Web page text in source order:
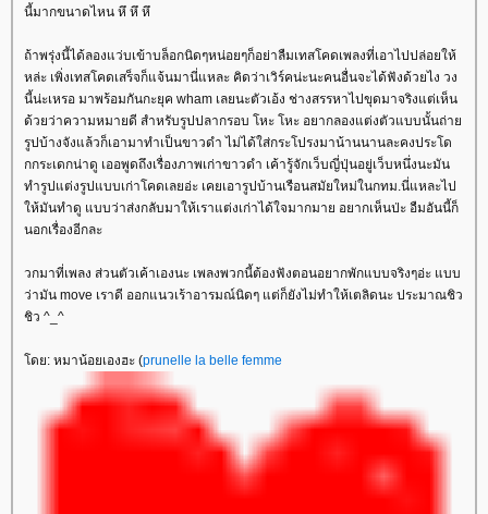
นี้มากขนาดไหน หึ หึ หึ
ถ้าพรุ่งนี้ได้ลองแว่บเข้าบล็อกนิดๆหน่อยๆก็อย่าลืมเทสโคดเพลงที่เอาไปปล่อยให้
หล่ะ เพิ่งเทสโคดเสร็จก็แจ้นมานี่แหละ คิดว่าเวิร์คน่ะนะคนอื่นจะได้ฟังด้วยไง วง
นี้น่ะเหรอ มาพร้อมกันกะยุค wham เลยนะตัวเอ้ง ช่างสรรหาไปขุดมาจริงแต่เห็น
ด้วยว่าความหมายดี สำหรับรูปปลากรอบ โหะ โหะ อยากลองแต่งตัวแบบนั้นถ่า
รูปบ้างจังแล้วก็เอามาทำเป็นขาวดำ ไม่ได้ใส่กระโปรงมาน้านนานละคงประโด
กกระเดกน่าดู เออพูดถึงเรื่องภาพเก่าขาวดำ เค้ารู้จักเว็บญี่ปุ่นอยู่เว็บหนึ่งนะมัน
ทำรูปแต่งรูปแบบเก่าโคดเลยอ่ะ เคยเอารูปบ้านเรือนสมัยใหม่ในกทม.นี่แหละไป
ห้มันทำดู แบบว่าส่งกลับมาให้เราแต่งเก่าได้ใจมากมาย อยากเห็นป่ะ อืมอันนี้ก็
นอกเรื่องอีกละ
วกมาที่เพลง ส่วนตัวเค้าเองนะ เพลงพวกนี้ต้องฟังตอนอยากพักแบบจริงๆอ่ะ แบบ
ว่ามัน move เราดี ออกแนวเร้าอารมณ์นิดๆ แต่ก็ยังไม่ทำให้เตลิดนะ ประมาณชิว
ชิว ^_^
ดย: หมาน้อยเองฮะ (prunelle la belle femme